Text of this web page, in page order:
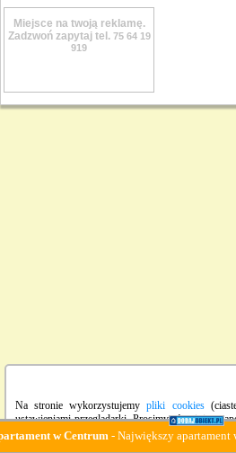
Miejsce na twoją reklamę.
Zadzwoń zapytaj tel. 75 64 19
919
Na stronie wykorzystujemypliki cookies
ustawieniami przeglądarki. Prosimy również o
prywatnościstrony.
w Centrum- Największy apartament w